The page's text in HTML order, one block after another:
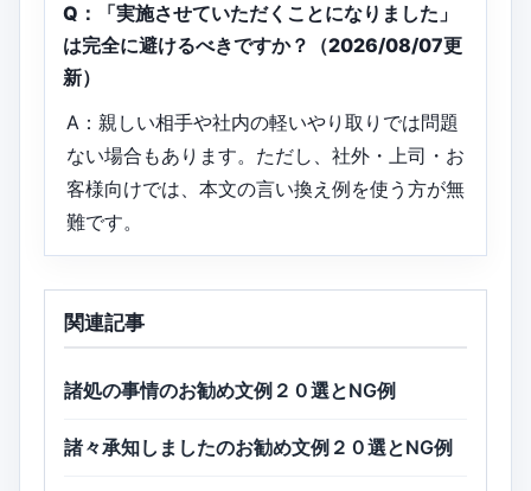
Q：「実施させていただくことになりました」
は完全に避けるべきですか？（2026/08/07更
新）
A：親しい相手や社内の軽いやり取りでは問題
ない場合もあります。ただし、社外・上司・お
客様向けでは、本文の言い換え例を使う方が無
難です。
関連記事
諸処の事情のお勧め文例２０選とNG例
諸々承知しましたのお勧め文例２０選とNG例